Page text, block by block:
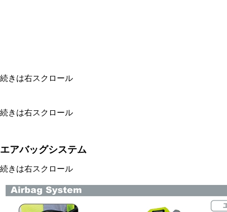
続きは右スクロール
続きは右スクロール
エアバッグシステム
続きは右スクロール